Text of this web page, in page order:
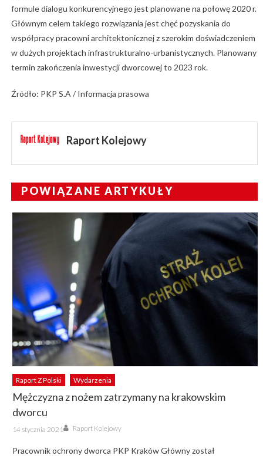
formule dialogu konkurencyjnego jest planowane na połowę 2020 r.
Głównym celem takiego rozwiązania jest chęć pozyskania do
współpracy pracowni architektonicznej z szerokim doświadczeniem
w dużych projektach infrastrukturalno-urbanistycznych. Planowany
termin zakończenia inwestycji dworcowej to 2023 rok.
Źródło: PKP S.A / Informacja prasowa
Raport Kolejowy
POWIĄZANE ARTYKUŁY
Raport Z Polski Wydarzenia
Mężczyzna z nożem zatrzymany na krakowskim
dworcu
Posted
on
14 stycznia 2021 Author
Raport Kolejowy
Pracownik ochrony dworca PKP Kraków Główny został